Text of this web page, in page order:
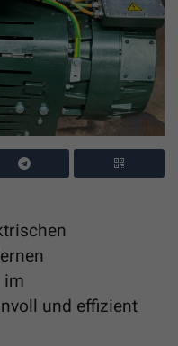
im
und effizient